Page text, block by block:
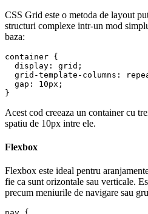
CSS Grid este o metoda de layout
structuri complexe intr-un mod
baza:
container {
  display: grid;
grid-template-columns:
  gap: 10px;
Acest cod creeaza un container cu
spatiu de 10px intre ele.
Flexbox
Flexbox este ideal pentru
fie ca sunt orizontale sau verticale.
precum meniurile de navigare sau